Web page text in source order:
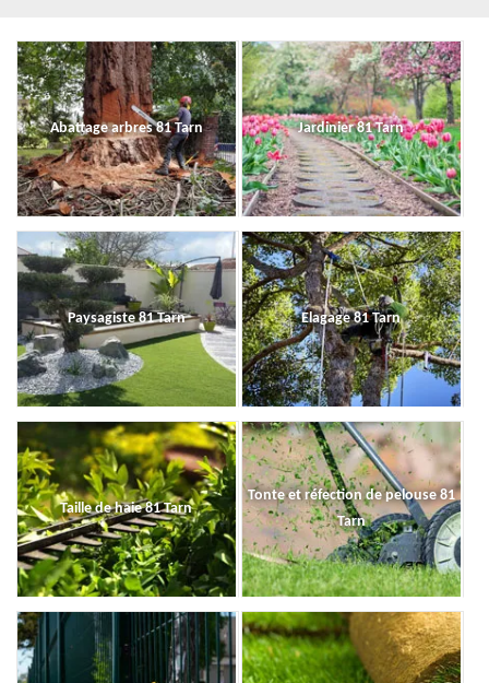
Abattage arbres 81 Tarn Jardinier 81 Tarn
Paysagiste 81 Tarn Elagage 81 Tarn
Taille de haie 81 Tarn
Tonte et réfection de pelouse 81
Tarn